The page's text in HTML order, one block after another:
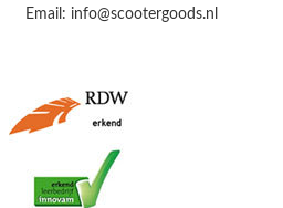
Email: info@scootergoods.nl